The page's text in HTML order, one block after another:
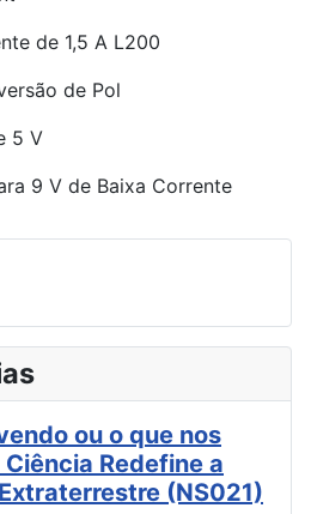
de 1,5 A L200
de Pol
5 V
9 V de Baixa Corrente
ou o que nos
Redefine a
(NS021)